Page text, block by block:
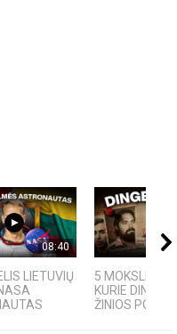
08:40
LIETUVIŲ
5
KURIE DINGO
ŽINIOS PO